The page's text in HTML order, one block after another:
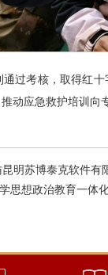
过考核，取得红
动应急救护培训
明苏博泰克软件有
思想政治教育一体